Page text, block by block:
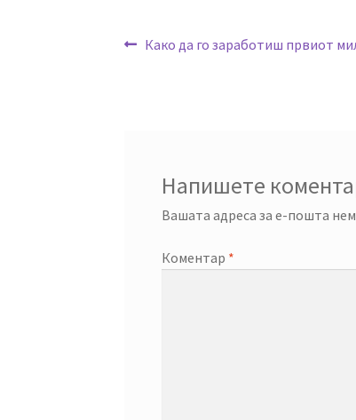
Навигација
Previous
Како да го заработиш првиот
Напишете
Вашата адреса за е-пошта
Коментар *